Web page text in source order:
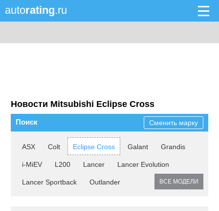
autorating.ru
Новости Mitsubishi Eclipse Cross
Поиск Сменить марку
ASX Colt Eclipse Cross Galant Grandis
i-MiEV L200 Lancer Lancer Evolution
Lancer Sportback Outlander ВСЕ МОДЕЛИ